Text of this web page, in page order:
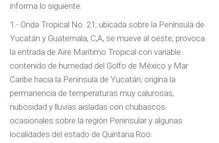
informa lo siguiente:
1.- Onda Tropical No. 21; ubicada sobre la Península de
Yucatán y Guatemala, C,A, se mueve al oeste; provoca
la entrada de Aire Marítimo Tropical con variable
contenido de humedad del Golfo de México y Mar
Caribe hacia la Península de Yucatán; origina la
permanencia de temperaturas muy calurosas,
nubosidad y lluvias aisladas con chubascos
ocasionales sobre la región Peninsular y algunas
localidades del estado de Quintana Roo.